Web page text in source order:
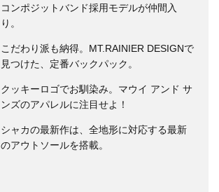
コンポジットバンド採用モデルが仲間入
り。
こだわり派も納得。MT.RAINIER DESIGNで
見つけた、定番バックパック。
クッキーロゴでお馴染み。マウイ アンド サ
ンズのアパレルに注目せよ！
シャカの最新作は、全地形に対応する最新
のアウトソールを搭載。